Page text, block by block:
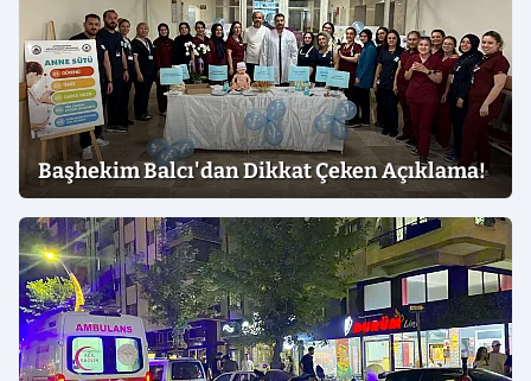
Başhekim Balcı'dan Dikkat Çeken Açıklama!